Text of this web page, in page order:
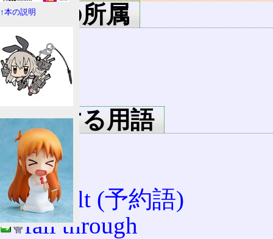
用語の所属
C
C++
Java
関連する用語
case
break
default (予約語)
fall through
↑本の説明